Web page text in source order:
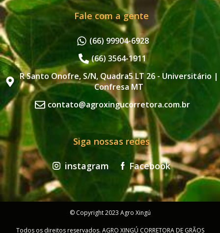
Fale com a gente
(66) 99904-6928
(66) 3564-1911
R Santo Onofre, S/N, Quadra5 LT 26 - Universitário |
Confresa MT
contato@agroxingucorretora.com.br
Siga nossas redes
instagram Facebook
© Copyright 2023 Agro Xingú
Todos os direitos reservados. AGRO XINGÚ CORRETORA DE GRÃOS